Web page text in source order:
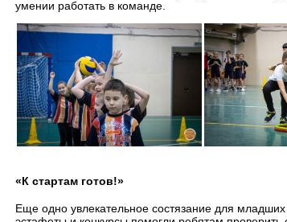
умении работать в команде.
«К стартам готов!»
Еще одно увлекательное состязание для